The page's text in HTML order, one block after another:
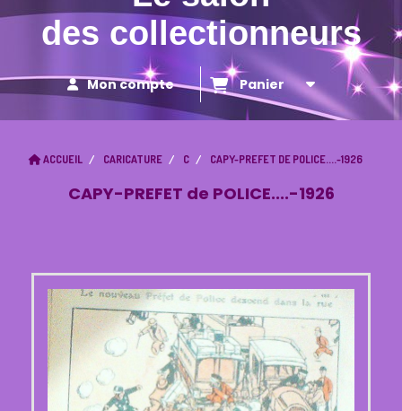
des collectionneurs
Mon compte Panier
ACCUEIL CARICATURE C CAPY-PREFET DE POLICE....-1926
CAPY-PREFET de POLICE....-1926